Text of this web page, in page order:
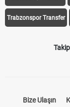
Galatasaray Transfer